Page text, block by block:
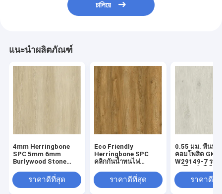
চালিয়ে
แนะนำผลิตภัณฑ์
4mm Herringbone
SPC 5mm 6mm
Burlywood Stone
W29107-1ราคาดีที่สุด
Eco Friendly
Herringbone SPC
คลิกกันน้ำทนไฟ
GKBM FT-W19022-5
ราคาดีที่สุด
0.55 มม. พื้นพล
คอมโพสิต
W29149-7 รอ
ราคาดีที่